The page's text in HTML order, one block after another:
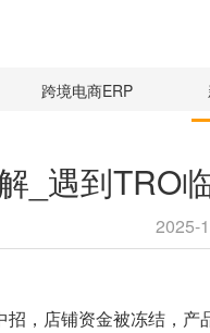
跨境电商ERP
_遇到TRO
2025-
，店铺资金被冻结，